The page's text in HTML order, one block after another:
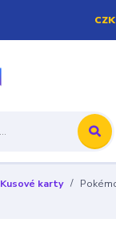
CZK
Kusové karty